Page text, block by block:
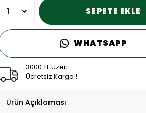
SEPETE EKLE
WHATSAPP
3000 TL Üzeri
Ücretsiz Kargo !
Ürün Açıklaması